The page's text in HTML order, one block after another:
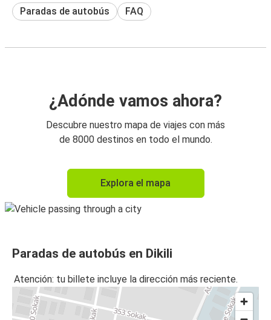
Paradas de autobús FAQ
¿Adónde vamos ahora?
Descubre nuestro mapa de viajes con más
de 8000 destinos en todo el mundo.
Explora el mapa
Paradas de autobús en Dikili
Atención: tu billete incluye la dirección más reciente.